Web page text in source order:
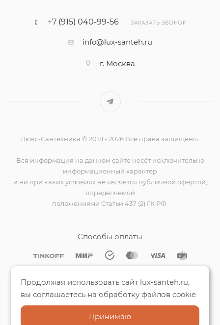
+7 (915) 040-99-56 ЗАКАЗАТЬ ЗВОНОК
info@lux-santeh.ru
г. Москва
Люкс-Сантехника © 2018 - 2026 Все права защищены.
Вся информация на данном сайте несёт исключительно
информационный характер
и ни при каких условиях не является публичной офертой,
определяемой
положениями Статьи 437 (2) ГК РФ.
Способы оплаты
Продолжая использовать сайт lux-santeh.ru,
вы соглашаетесь на обработку файлов cookie
Принимаю